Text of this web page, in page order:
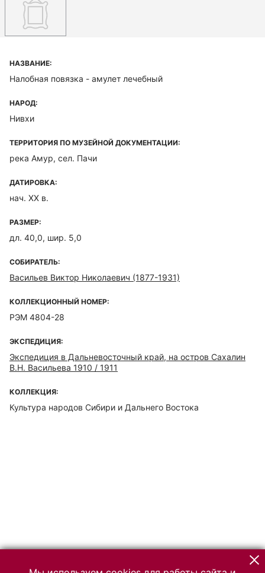
НАЗВАНИЕ:
Налобная повязка - амулет лечебный
НАРОД:
Нивхи
ТЕРРИТОРИЯ ПО МУЗЕЙНОЙ ДОКУМЕНТАЦИИ:
река Амур, сел. Пачи
ДАТИРОВКА:
нач. ХХ в.
РАЗМЕР:
дл. 40,0, шир. 5,0
СОБИРАТЕЛЬ:
Васильев Виктор Николаевич (1877-1931)
КОЛЛЕКЦИОННЫЙ НОМЕР:
РЭМ 4804-28
ЭКСПЕДИЦИЯ:
Экспедиция в Дальневосточный край, на остров Сахалин
В.Н. Васильева 1910 / 1911
КОЛЛЕКЦИЯ:
Культура народов Сибири и Дальнего Востока